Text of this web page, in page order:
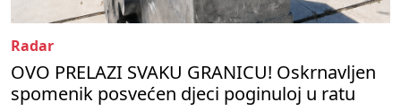
Radar
OVO PRELAZI SVAKU GRANICU! Oskrnavljen
spomenik posvećen djeci poginuloj u ratu